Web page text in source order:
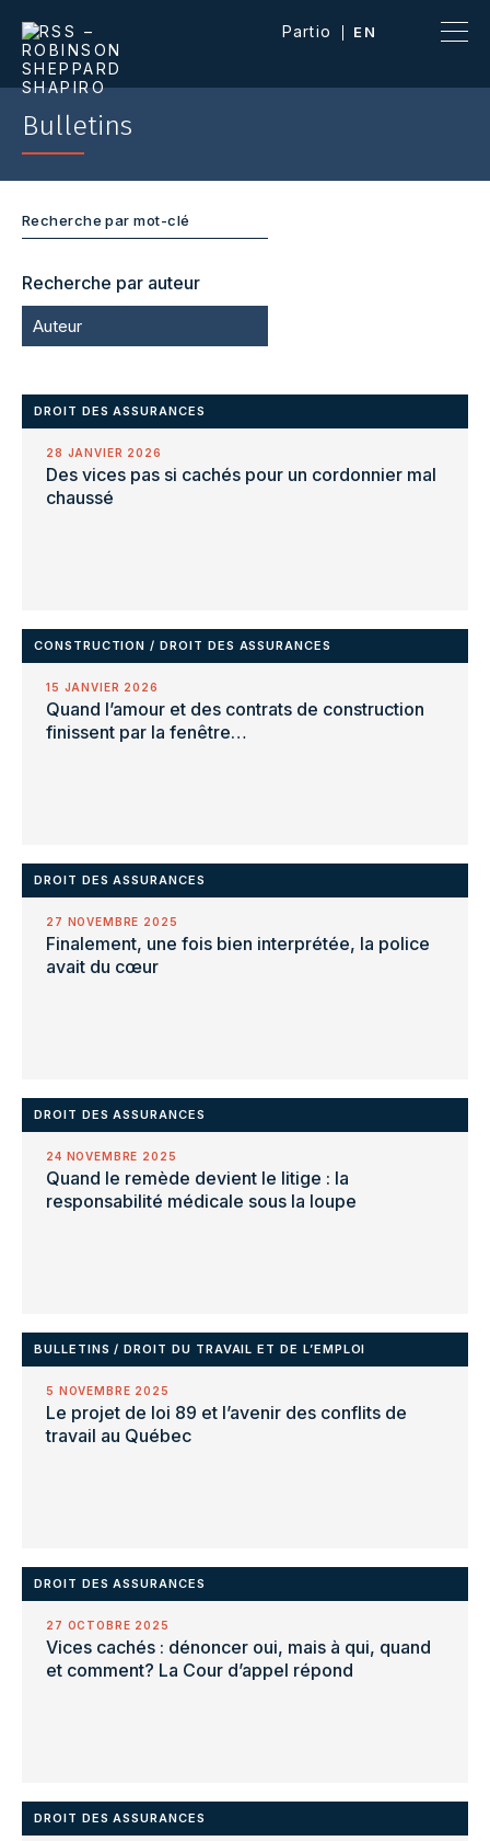
Partio EN
Bulletins
Recherche par auteur
Auteur
DROIT DES ASSURANCES
28 JANVIER 2026
Des vices pas si cachés pour un cordonnier mal
chaussé
CONSTRUCTION /DROIT DES ASSURANCES
15 JANVIER 2026
Quand l’amour et des contrats de construction
finissent par la fenêtre…
DROIT DES ASSURANCES
27 NOVEMBRE 2025
Finalement, une fois bien interprétée, la police
avait du cœur
DROIT DES ASSURANCES
24 NOVEMBRE 2025
Quand le remède devient le litige : la
responsabilité médicale sous la loupe
BULLETINS /DROIT DU TRAVAIL ET DE L’EMPLOI
5 NOVEMBRE 2025
Le projet de loi 89 et l’avenir des conflits de
travail au Québec
DROIT DES ASSURANCES
27 OCTOBRE 2025
Vices cachés : dénoncer oui, mais à qui, quand
et comment? La Cour d’appel répond
DROIT DES ASSURANCES